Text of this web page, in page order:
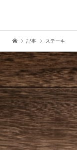
記事 ステーキ